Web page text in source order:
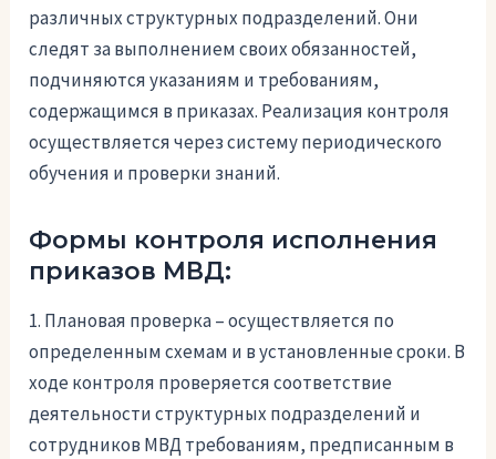
различных структурных подразделений. Они
следят за выполнением своих обязанностей,
подчиняются указаниям и требованиям,
содержащимся в приказах. Реализация контроля
осуществляется через систему периодического
обучения и проверки знаний.
Формы контроля исполнения
приказов МВД:
1. Плановая проверка – осуществляется по
определенным схемам и в установленные сроки. В
ходе контроля проверяется соответствие
деятельности структурных подразделений и
сотрудников МВД требованиям, предписанным в